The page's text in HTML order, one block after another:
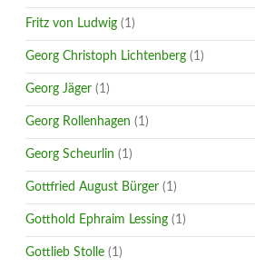
Fritz von Ludwig (1)
Georg Christoph Lichtenberg (1)
Georg Jäger (1)
Georg Rollenhagen (1)
Georg Scheurlin (1)
Gottfried August Bürger (1)
Gotthold Ephraim Lessing (1)
Gottlieb Stolle (1)